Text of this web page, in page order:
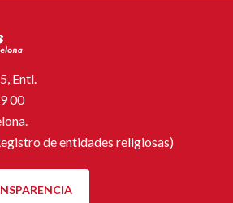
Entl.
00
de entidades religiosas)